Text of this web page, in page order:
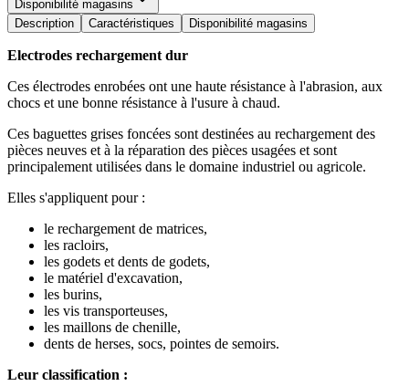
Disponibilité magasins
Description
Caractéristiques Disponibilité magasins
Electrodes rechargement dur
Ces électrodes enrobées ont une haute résistance à l'abrasion, aux
chocs et une bonne résistance à l'usure à chaud.
Ces baguettes grises foncées sont destinées au rechargement des
pièces neuves et à la réparation des pièces usagées et sont
principalement utilisées dans le domaine industriel ou agricole.
Elles s'appliquent pour :
le rechargement de matrices,
les racloirs,
les godets et dents de godets,
le matériel d'excavation,
les burins,
les vis transporteuses,
les maillons de chenille,
dents de herses, socs, pointes de semoirs.
Leur classification :